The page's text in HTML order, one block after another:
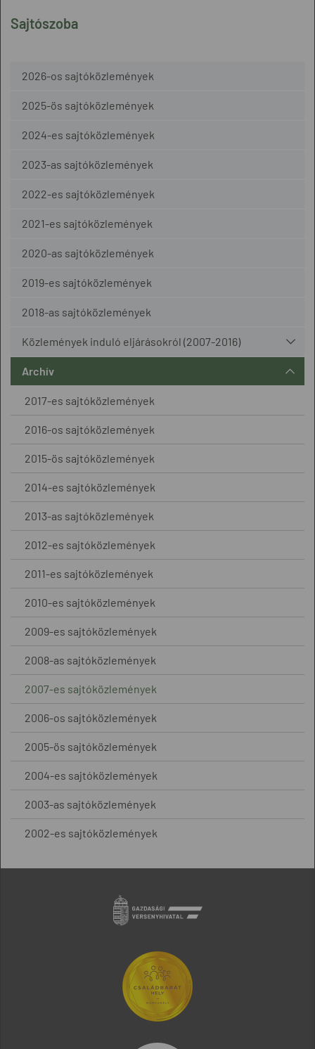
Sajtószoba
2026-os sajtóközlemények
2025-ös sajtóközlemények
2024-es sajtóközlemények
2023-as sajtóközlemények
2022-es sajtóközlemények
2021-es sajtóközlemények
2020-as sajtóközlemények
2019-es sajtóközlemények
2018-as sajtóközlemények
Közlemények induló eljárásokról (2007-2016)
Archív
2017-es sajtóközlemények
2016-os sajtóközlemények
2015-ös sajtóközlemények
2014-es sajtóközlemények
2013-as sajtóközlemények
2012-es sajtóközlemények
2011-es sajtóközlemények
2010-es sajtóközlemények
2009-es sajtóközlemények
2008-as sajtóközlemények
2007-es sajtóközlemények
2006-os sajtóközlemények
2005-ös sajtóközlemények
2004-es sajtóközlemények
2003-as sajtóközlemények
2002-es sajtóközlemények